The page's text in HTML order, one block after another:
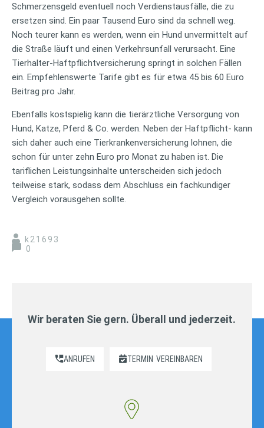
Schmerzensgeld eventuell noch Verdienstausfälle, die zu
ersetzen sind. Ein paar Tausend Euro sind da schnell weg.
Noch teurer kann es werden, wenn ein Hund unvermittelt auf
die Straße läuft und einen Verkehrsunfall verursacht. Eine
Tierhalter-Haftpflichtversicherung springt in solchen Fällen
ein. Empfehlenswerte Tarife gibt es für etwa 45 bis 60 Euro
Beitrag pro Jahr.
Ebenfalls kostspielig kann die tierärztliche Versorgung von
Hund, Katze, Pferd & Co. werden. Neben der Haftpflicht- kann
sich daher auch eine Tierkrankenversicherung lohnen, die
schon für unter zehn Euro pro Monat zu haben ist. Die
tariflichen Leistungsinhalte unterscheiden sich jedoch
teilweise stark, sodass dem Abschluss ein fachkundiger
Vergleich vorausgehen sollte.
k21693
0
Wir beraten Sie gern. Überall und jederzeit.
ANRUFEN TERMIN VEREINBAREN